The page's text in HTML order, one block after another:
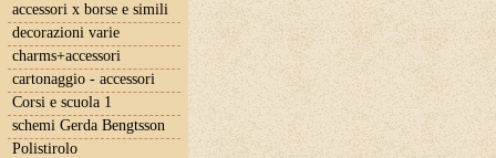
accessori x borse e simili
decorazioni varie
charms+accessori
cartonaggio - accessori
Corsi e scuola 1
schemi Gerda Bengtsson
Polistirolo